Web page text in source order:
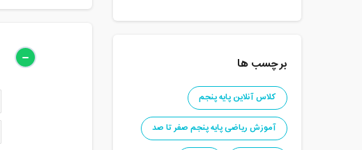
برچسب ها
کلاس آنلاین پایه پنجم
آموزش ریاضی پایه پنجم صفر تا صد